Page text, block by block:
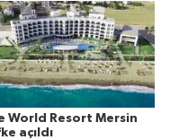
World Resort Mersin
açıldı